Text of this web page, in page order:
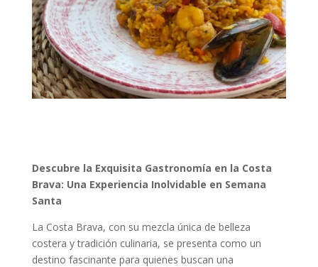
Descubre la Exquisita Gastronomía en la Costa
Brava: Una Experiencia Inolvidable en Semana
Santa
La Costa Brava, con su mezcla única de belleza
costera y tradición culinaria, se presenta como un
destino fascinante para quienes buscan una